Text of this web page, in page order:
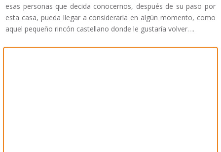
esas personas que decida conocernos, después de su paso por
esta casa, pueda llegar a considerarla en algún momento, como
aquel pequeño rincón castellano donde le gustaría volver….